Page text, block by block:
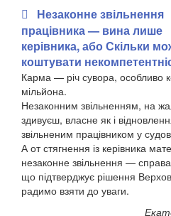
Незаконне звільнення
працівника — вина лише
керівника, або Скільки
коштувати
Карма — річ сувора, особливо
мільйона.
Незаконним звільненням, на
здивуєш, власне як і
звільненим працівником у
А от стягнення із керівника
незаконне звільнення —
що підтверджує рішення
радимо взяти до уваги.